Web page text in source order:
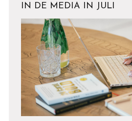
IN DE MEDIA IN JULI